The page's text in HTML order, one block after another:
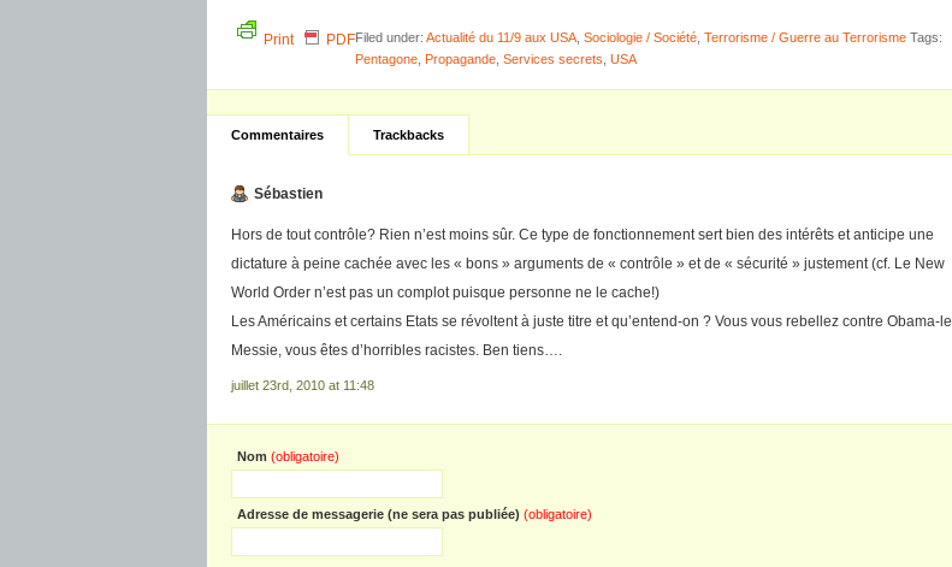
Print PDFFiled under: Actualité du 11/9 aux USA Sociologie / Société Terrorisme / Guerre au Terrorisme Tags:
Pentagone Propagande Services secrets USA
Commentaires Trackbacks
Sébastien
Hors de tout contrôle? Rien n’est moins sûr. Ce type de fonctionnement sert bien des intérêts et anticipe une
dictature à peine cachée avec les « bons » arguments de « contrôle » et de « sécurité » justement (cf. Le New
World Order n’est pas un complot puisque personne ne le cache!)
Les Américains et certains Etats se révoltent à juste titre et qu’entend-on ? Vous vous rebellez contre Obama-le
Messie, vous êtes d’horribles racistes. Ben tiens….
juillet 23rd, 2010 at 11:48
Nom (obligatoire)
Adresse de messagerie (ne sera pas publiée) (obligatoire)